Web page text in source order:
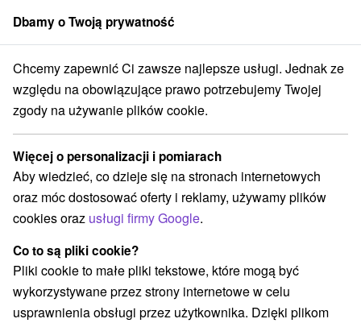
członek grupySorger
weekendowe Stredné Slovensko Žilinský kraj Rajecké Teplice
Wyjazdy weekendowe Rajecké
Teplice
Kategorie
Wszystkie kategorie
Pobyty z rabatem
Wellness pobyty(7) Wyjazdy weekendowe
Romantyczne wypady(2) Pobyty dla seniorów(1)
Wakacje rodzinne(1)
Dbamy o Twoją prywatność
Chcemy zapewnić Ci zawsze najlepsze usługi. Jednak ze
względu na obowiązujące prawo potrzebujemy Twojej
zgody na używanie plików cookie.
Więcej o personalizacji i pomiarach
Aby wiedzieć, co dzieje się na stronach internetowych
oraz móc dostosować oferty i reklamy, używamy plików
cookies oraz usługi firmy Google.
Co to są pliki cookie?
Pliki cookie to małe pliki tekstowe, które mogą być
wykorzystywane przez strony internetowe w celu
usprawnienia obsługi przez użytkownika. Dzięki plikom